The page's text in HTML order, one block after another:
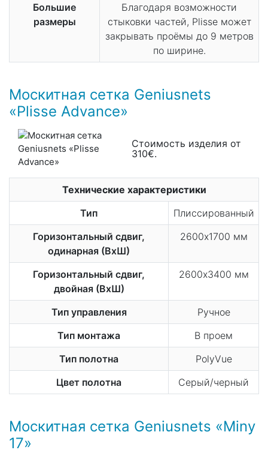
Большие
размеры
Благодаря возможности
стыковки частей, Plisse может
закрывать проёмы до 9 метров
по ширине.
Москитная сетка Geniusnets
«Plisse Advance»
Стоимость изделия от
310€.
Технические характеристики
Тип
Плиссированный
Горизонтальный сдвиг,
одинарная (ВхШ)
2600х1700 мм
Горизонтальный сдвиг,
двойная (ВхШ)
2600х3400 мм
Тип управления
Ручное
Тип монтажа
В проем
Тип полотна
PolyVue
Цвет полотна
Серый/черный
Москитная сетка Geniusnets «Miny
17»